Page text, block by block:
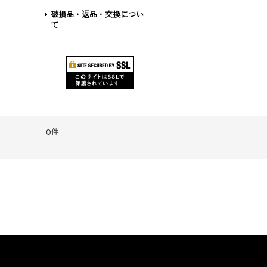
破損品・返品・交換につい
て
0件